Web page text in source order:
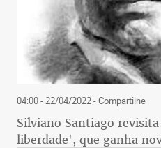
04:00 - 22/04/2022- Compartilhe
Silviano Santiago
liberdade', que ganha